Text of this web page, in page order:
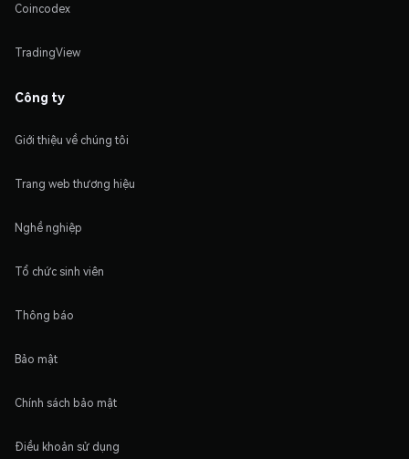
Coincodex
TradingView
Công ty
Giới thiệu về chúng tôi
Trang web thương hiệu
Nghề nghiệp
Tổ chức sinh viên
Thông báo
Bảo mật
Chính sách bảo mật
Điều khoản sử dụng